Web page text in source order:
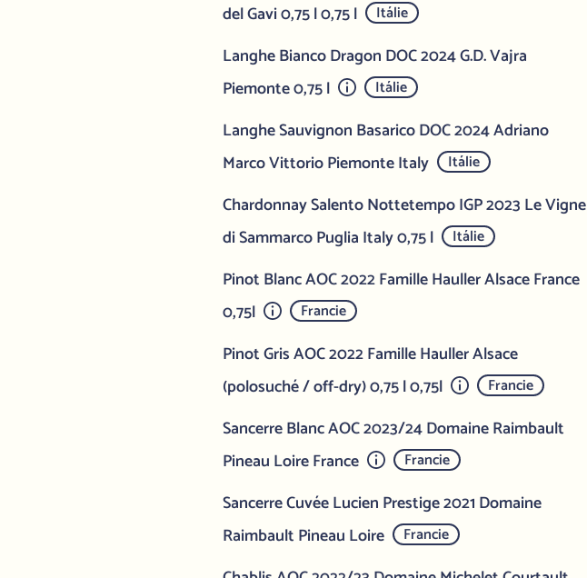
del Gavi 0,75 l 0,75 l
Itálie
Langhe Bianco Dragon DOC 2024 G.D. Vajra
Piemonte 0,75 l
Itálie
Langhe Sauvignon Basarico DOC 2024 Adriano
Marco Vittorio Piemonte Italy
Itálie
Chardonnay Salento Nottetempo IGP 2023 Le Vigne
di Sammarco Puglia Italy 0,75 l
Itálie
Pinot Blanc AOC 2022 Famille Hauller Alsace France
0,75l
Francie
Pinot Gris AOC 2022 Famille Hauller Alsace
(polosuché / off-dry) 0,75 l 0,75l
Francie
Sancerre Blanc AOC 2023/24 Domaine Raimbault
Pineau Loire France
Francie
Sancerre Cuvée Lucien Prestige 2021 Domaine
Raimbault Pineau Loire
Francie